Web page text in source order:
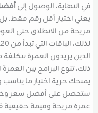
في النهاية، الوصول إلى
يعني اختيار أقل رقم فقط.
مريحة من الانطلاق حتى
الذين يريدون العمرة
يمنحك حرية اختيار ما
ستحصل على أفضل سعر
عمرة مريحة وقيمة